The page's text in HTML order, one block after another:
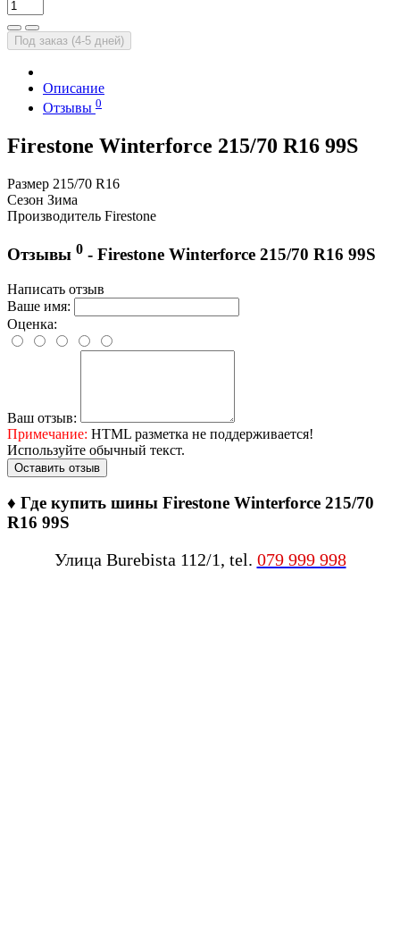
Под заказ (4-5 дней)
Описание
Отзывы 0
Firestone Winterforce 215/70 R16 99S
Размер 215/70 R16
Сезон Зима
Производитель Firestone
Отзывы 0 - Firestone Winterforce 215/70 R16 99S
Написать отзыв
Ваше имя:
Оценка:
Ваш отзыв:
Примечание: HTML разметка не поддерживается!
Используйте обычный текст.
Оставить отзыв
♦ Где купить шины Firestone Winterforce 215/70
R16 99S
Улица Burebista 112/1, tel. 079 999 998